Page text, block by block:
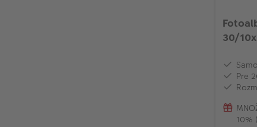
30/
Pre
10%